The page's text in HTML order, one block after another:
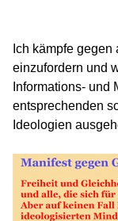
Ich kämpfe
einzufordern und
Informations- und
entsprechenden
Ideologien